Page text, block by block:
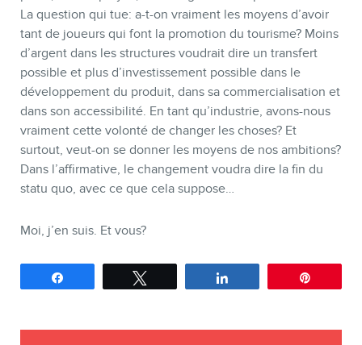
La question qui tue: a-t-on vraiment les moyens d’avoir
tant de joueurs qui font la promotion du tourisme? Moins
d’argent dans les structures voudrait dire un transfert
possible et plus d’investissement possible dans le
développement du produit, dans sa commercialisation et
dans son accessibilité. En tant qu’industrie, avons-nous
vraiment cette volonté de changer les choses? Et
surtout, veut-on se donner les moyens de nos ambitions?
Dans l’affirmative, le changement voudra dire la fin du
statu quo, avec ce que cela suppose…
Moi, j’en suis. Et vous?